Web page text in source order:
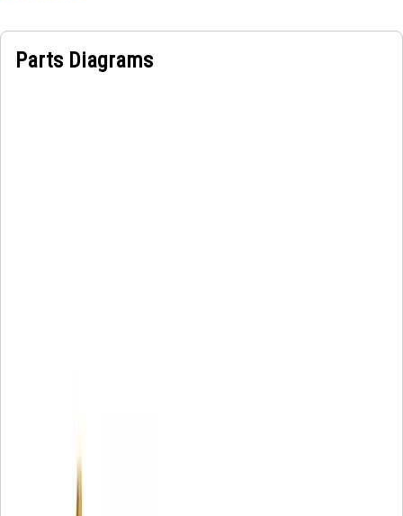
Parts Diagrams